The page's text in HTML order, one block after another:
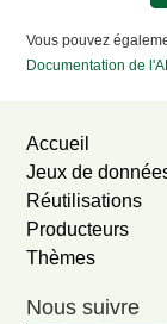
Vous pouvez
Documentation de
Accueil
Jeux de
Réutilisations
Producteurs
Thèmes
Nous suivre